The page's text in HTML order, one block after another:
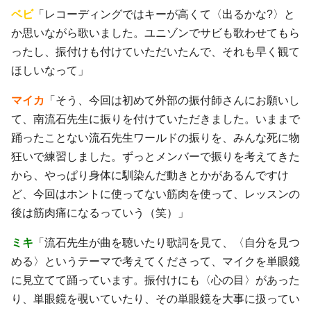
ベビ「レコーディングではキーが高くて〈出るかな?〉と
か思いながら歌いました。ユニゾンでサビも歌わせてもら
ったし、振付けも付けていただいたんで、それも早く観て
ほしいなって」
マイカ 「そう、今回は初めて外部の振付師さんにお願いし
て、南流石先生に振りを付けていただきました。いままで
踊ったことない流石先生ワールドの振りを、みんな死に物
狂いで練習しました。ずっとメンバーで振りを考えてきた
から、やっぱり身体に馴染んだ動きとかがあるんですけ
ど、今回はホントに使ってない筋肉を使って、レッスンの
後は筋肉痛になるっていう（笑）」
ミキ 「流石先生が曲を聴いたり歌詞を見て、〈自分を見つ
める〉というテーマで考えてくださって、マイクを単眼鏡
に見立てて踊っています。振付けにも〈心の目〉があった
り、単眼鏡を覗いていたり、その単眼鏡を大事に扱ってい